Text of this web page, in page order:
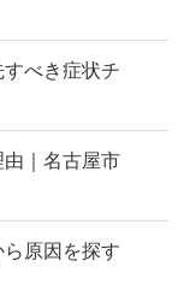
べき症状チ
｜名古屋市
原因を探す